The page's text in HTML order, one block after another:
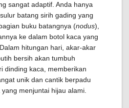
sangat adaptif. Anda hanya
batang sirih gading yang
buku batangnya (nodus),
ke dalam botol kaca yang
hitungan hari, akar-akar
bersih akan tumbuh
dinding kaca, memberikan
unik dan cantik berpadu
menjuntai hijau alami.